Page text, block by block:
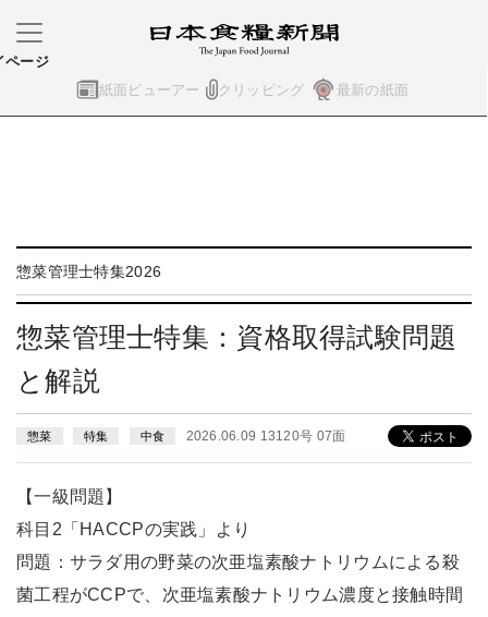
紙面ビューアー クリッピング 最新の紙面
ページ
惣菜管理士特集2026
惣菜管理士特集：資格取得試験問題
と解説
惣菜 特集 中食 2026.06.09 13120号 07面
【一級問題】
科目2「HACCPの実践」より
問題：サラダ用の野菜の次亜塩素酸ナトリウムによる殺
菌工程がCCPで、次亜塩素酸ナトリウム濃度と接触時間